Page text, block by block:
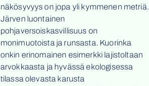
näkösyvyys on jopa yli kymmenen metriä.
Järven luontainen
pohjaversoiskasvillisuus on
monimuotoista ja runsasta. Kuorinka
onkin erinomainen esimerkki lajistoltaan
arvokkaasta ja hyvässä ekologisessa
tilassa olevasta karusta